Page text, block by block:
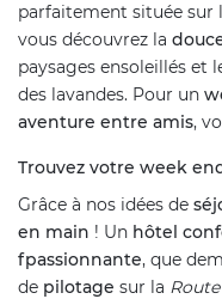
parfaitement située sur
vous découvrez la
paysages ensoleillés et
des lavandes. Pour un
aventure entre amis,
Trouvez votre week
Grâce à nos idées de
en main ! Un hôtel
fpassionnante, que
de pilotage sur la